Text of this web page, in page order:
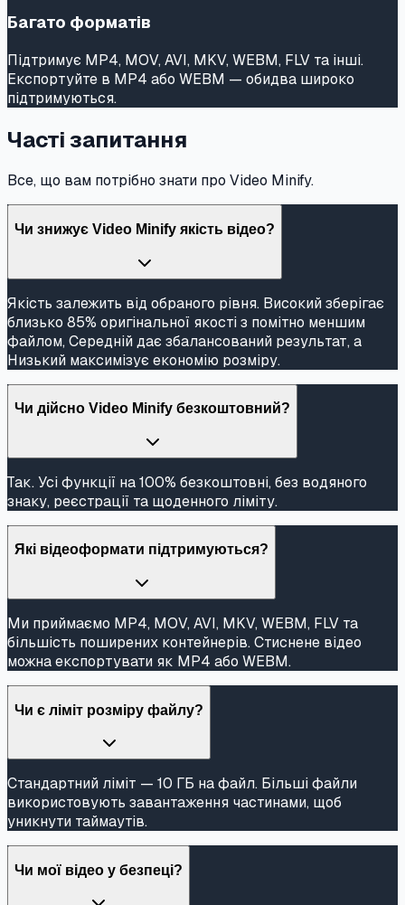
Багато форматів
Підтримує MP4, MOV, AVI, MKV, WEBM, FLV та інші.
Експортуйте в MP4 або WEBM — обидва широко
підтримуються.
Часті запитання
Все, що вам потрібно знати про Video Minify.
Чи знижує Video Minify якість відео?
Якість залежить від обраного рівня. Високий зберігає
близько 85% оригінальної якості з помітно меншим
файлом, Середній дає збалансований результат, а
Низький максимізує економію розміру.
Чи дійсно Video Minify безкоштовний?
Так. Усі функції на 100% безкоштовні, без водяного
знаку, реєстрації та щоденного ліміту.
Які відеоформати підтримуються?
Ми приймаємо MP4, MOV, AVI, MKV, WEBM, FLV та
більшість поширених контейнерів. Стиснене відео
можна експортувати як MP4 або WEBM.
Чи є ліміт розміру файлу?
Стандартний ліміт — 10 ГБ на файл. Більші файли
використовують завантаження частинами, щоб
уникнути таймаутів.
Чи мої відео у безпеці?